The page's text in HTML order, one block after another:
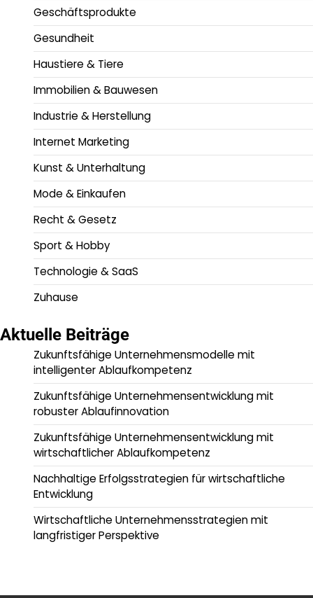
Geschäftsprodukte
Gesundheit
Haustiere & Tiere
Immobilien & Bauwesen
Industrie & Herstellung
Internet Marketing
Kunst & Unterhaltung
Mode & Einkaufen
Recht & Gesetz
Sport & Hobby
Technologie & SaaS
Zuhause
Aktuelle Beiträge
Zukunftsfähige Unternehmensmodelle mit
intelligenter Ablaufkompetenz
Zukunftsfähige Unternehmensentwicklung mit
robuster Ablaufinnovation
Zukunftsfähige Unternehmensentwicklung mit
wirtschaftlicher Ablaufkompetenz
Nachhaltige Erfolgsstrategien für wirtschaftliche
Entwicklung
Wirtschaftliche Unternehmensstrategien mit
langfristiger Perspektive